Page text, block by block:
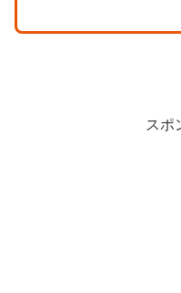
スポ